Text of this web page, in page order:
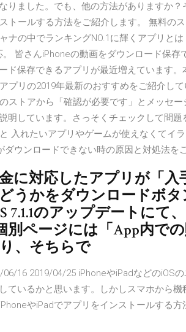
りました。でも、他の方法がありますか？
トールする方法をご紹介します。 無料の
ナの中でランキングNO.1に輝くアプリと
皆さんiPhoneの動画をダウンロード保存
ド保存できるアプリが最近増えています。
プリの2019年最新のおすすめをご紹介し
ストアから「確認が必要です」とメッセー
しています。さっそくチェックして問題
入れたいアプリやゲームが使えなくてイ
ウンロードできない時の原因と対処法を
に対応したアプリが「入
うかをダウンロードボタ
7.1.1のアップデートにて
別ページには「App内で
、そちらで
16 2019/04/25 iPhoneやiPadなどのiOS
ているかと思います。しかしスマホから機
やiPadでアプリをインストールする方